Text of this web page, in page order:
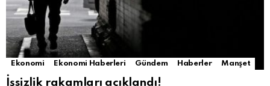
Ekonomi Ekonomi Haberleri Gündem Haberler Manşet
İşsizlik rakamları açıklandı!